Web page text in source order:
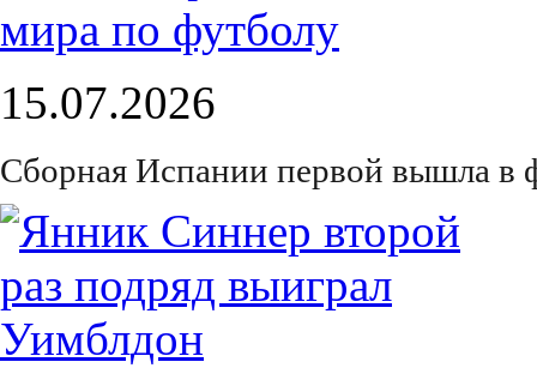
15.07.2026
Сборная Испании первой вышла в